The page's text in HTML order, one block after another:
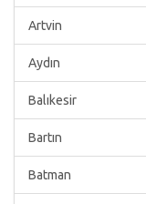
Artvin
Aydın
Balıkesir
Bartın
Batman